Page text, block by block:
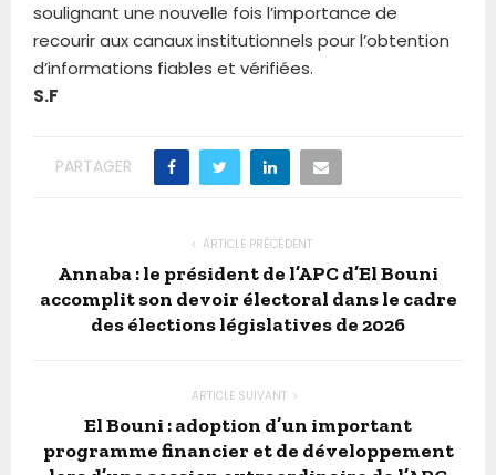
soulignant une nouvelle fois l’importance de
recourir aux canaux institutionnels pour l’obtention
d’informations fiables et vérifiées.
S.F
PARTAGER
ARTICLE PRÉCÉDENT
Annaba : le président de l’APC d’El Bouni
accomplit son devoir électoral dans le cadre
des élections législatives de 2026
ARTICLE SUIVANT
El Bouni : adoption d’un important
programme financier et de développement